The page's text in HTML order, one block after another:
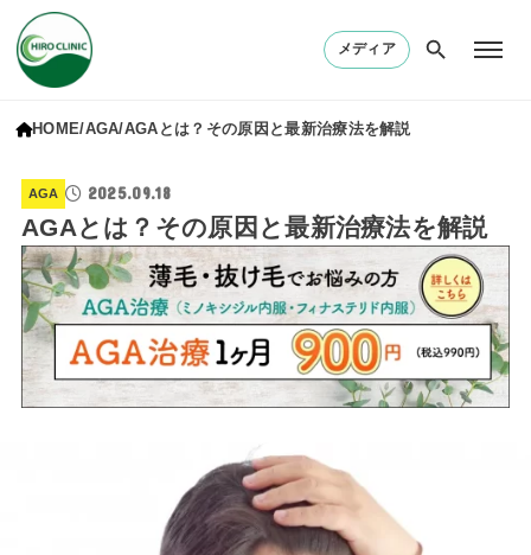
メディア
HOME AGA AGAとは？その原因と最新治療法を解説
AGA 2025.09.18
AGAとは？その原因と最新治療法を解説